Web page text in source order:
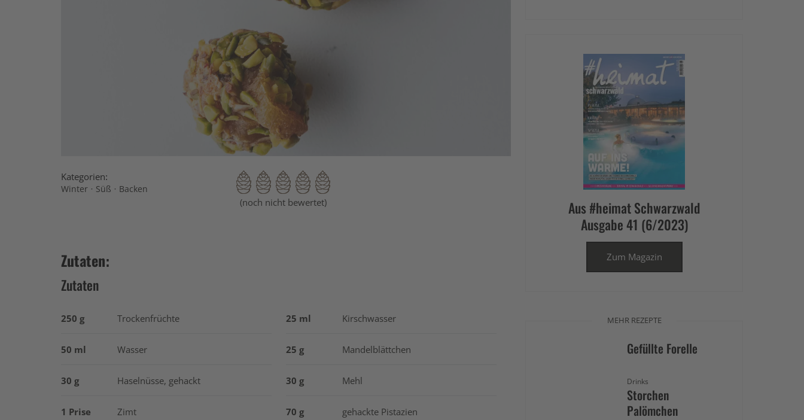
Kategorien:
Winter · Süß · Backen
(noch nicht bewertet)
Zutaten:
Zutaten
250 g Trockenfrüchte 25 ml Kirschwasser
50 ml Wasser 25 g Mandelblättchen
30 g Haselnüsse, gehackt 30 g Mehl
1 Prise Zimt 70 g gehackte Pistazien
Aus #heimat Schwarzwald
Ausgabe 41 (6/2023)
Zum Magazin
MEHR REZEPTE
Gefüllte Forelle
Drinks
Storchen
Palömchen